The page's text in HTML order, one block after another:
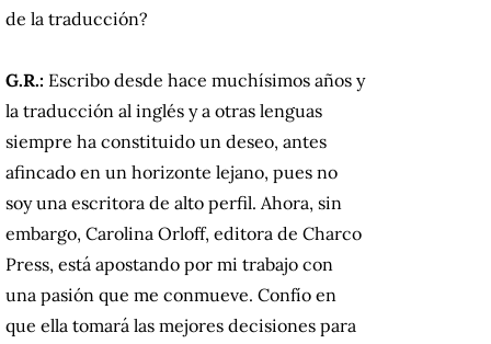
de la traducción?
G.R.: Escribo desde hace muchísimos años y
la traducción al inglés y a otras lenguas
siempre ha constituido un deseo, antes
afincado en un horizonte lejano, pues no
soy una escritora de alto perfil. Ahora, sin
embargo, Carolina Orloff, editora de Charco
Press, está apostando por mi trabajo con
una pasión que me conmueve. Confío en
que ella tomará las mejores decisiones para